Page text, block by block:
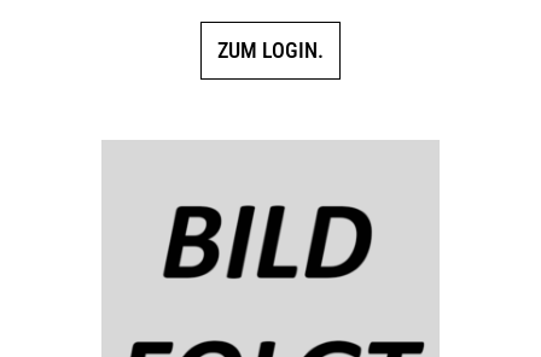
ZUM LOGIN.